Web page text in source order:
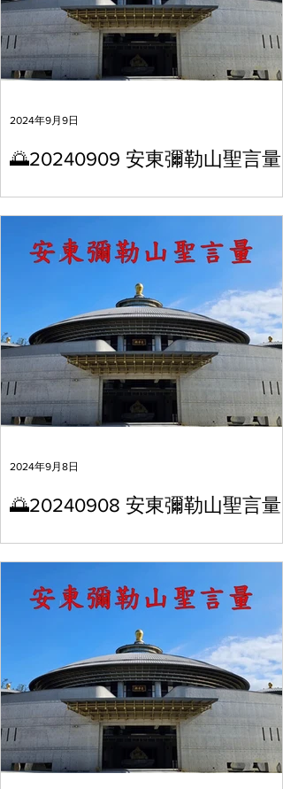
🌅20240909 安東彌勒山聖言量
2024年9月9日
🌅20240908 安東彌勒山聖言量
2024年9月8日